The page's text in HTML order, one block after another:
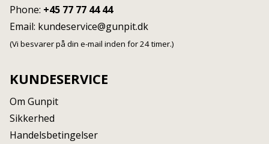
Phone: +45 77 77 44 44
Email: kundeservice@gunpit.dk
(Vi besvarer på din e-mail inden for 24 timer.)
KUNDESERVICE
Om Gunpit
Sikkerhed
Handelsbetingelser